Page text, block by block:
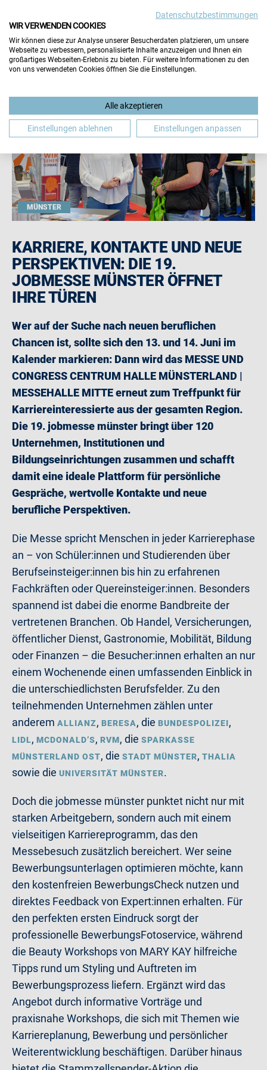
MÜNSTER
KARRIERE, KONTAKTE UND NEUE
PERSPEKTIVEN: DIE 19.
JOBMESSE MÜNSTER ÖFFNET
IHRE TÜREN
Wer auf der Suche nach neuen beruflichen
Chancen ist, sollte sich den 13. und 14. Juni im
Kalender markieren: Dann wird das MESSE UND
CONGRESS CENTRUM HALLE MÜNSTERLAND |
MESSEHALLE MITTE erneut zum Treffpunkt für
Karriereinteressierte aus der gesamten Region.
Die 19. jobmesse münster bringt über 120
Unternehmen, Institutionen und
Bildungseinrichtungen zusammen und schafft
damit eine ideale Plattform für persönliche
Gespräche, wertvolle Kontakte und neue
berufliche Perspektiven.
Die Messe spricht Menschen in jeder Karrierephase
an – von Schüler:innen und Studierenden über
Berufseinsteiger:innen bis hin zu erfahrenen
Fachkräften oder Quereinsteiger:innen. Besonders
spannend ist dabei die enorme Bandbreite der
vertretenen Branchen. Ob Handel, Versicherungen,
öffentlicher Dienst, Gastronomie, Mobilität, Bildung
oder Finanzen – die Besucher:innen erhalten an nur
einem Wochenende einen umfassenden Einblick in
die unterschiedlichsten Berufsfelder. Zu den
teilnehmenden Unternehmen zählen unter
anderem ALLIANZ, BERESA, die BUNDESPOLIZEI,
LIDL, MCDONALD’S, RVM, die SPARKASSE
MÜNSTERLAND OST, die STADT MÜNSTER, THALIA
sowie die UNIVERSITÄT MÜNSTER.
Doch die jobmesse münster punktet nicht nur mit
starken Arbeitgebern, sondern auch mit einem
vielseitigen Karriereprogramm, das den
Messebesuch zusätzlich bereichert. Wer seine
Bewerbungsunterlagen optimieren möchte, kann
den kostenfreien BewerbungsCheck nutzen und
direktes Feedback von Expert:innen erhalten. Für
den perfekten ersten Eindruck sorgt der
professionelle BewerbungsFotoservice, während
die Beauty Workshops von MARY KAY hilfreiche
Tipps rund um Styling und Auftreten im
Bewerbungsprozess liefern. Ergänzt wird das
Angebot durch informative Vorträge und
praxisnahe Workshops, die sich mit Themen wie
Karriereplanung, Bewerbung und persönlicher
Weiterentwicklung beschäftigen. Darüber hinaus
Datenschutzbestimmungen
WIR VERWENDEN COOKIES
Wir können diese zur Analyse unserer Besucherdaten platzieren, um unsere
Webseite zu verbessern, personalisierte Inhalte anzuzeigen und Ihnen ein
großartiges Webseiten-Erlebnis zu bieten. Für weitere Informationen zu den
von uns verwendeten Cookies öffnen Sie die Einstellungen.
Alle akzeptieren
Einstellungen ablehnen Einstellungen anpassen